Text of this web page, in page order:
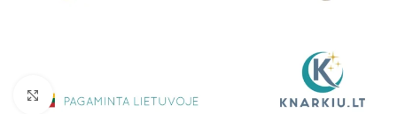
Padidinti